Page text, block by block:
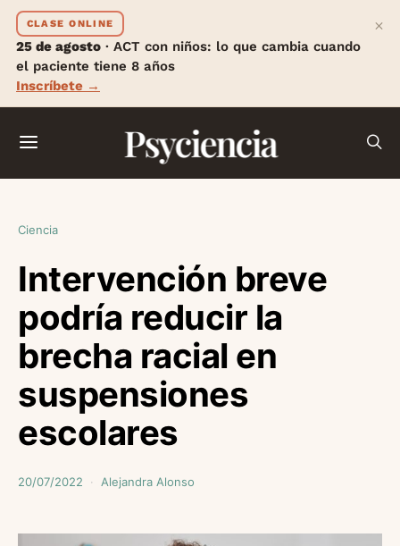
CLASE ONLINE
25 de agosto · ACT con niños: lo que cambia cuando
el paciente tiene 8 años
Inscríbete →
×
Psyciencia
Ciencia
Intervención breve
podría reducir la
brecha racial en
suspensiones
escolares
20/07/2022 Alejandra Alonso